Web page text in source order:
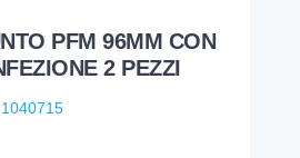
PFM 96MM CON
2 PEZZI
1040715